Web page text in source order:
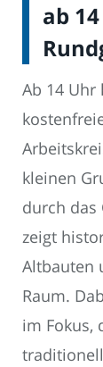
ab
Ab 14 Uhr
kleinen
durch das
zeigt
Altbauten
Raum.
im Fokus,